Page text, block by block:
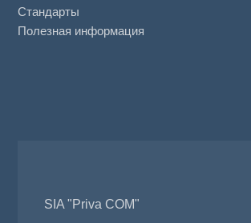
Стандарты
Полезная информация
SIA "Priva COM"